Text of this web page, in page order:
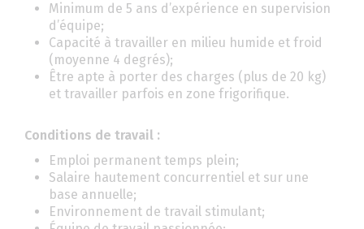
Minimum de 5 ans d’expérience en supervision
d’équipe;
Capacité à travailler en milieu humide et froid
(moyenne 4 degrés);
Être apte à porter des charges (plus de 20 kg)
et travailler parfois en zone frigorifique.
Conditions de travail :
Emploi permanent temps plein;
Salaire hautement concurrentiel et sur une
base annuelle;
Environnement de travail stimulant;